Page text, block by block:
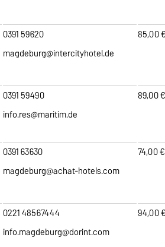
0391 59620
magdeburg@intercityhotel.de
85,00 €
0391 59490
info.res@maritim.de
89,00 €
0391 63630
magdeburg@achat-hotels.com
74,00 €
0221 48567444
info.magdeburg@dorint.com
94,00 €